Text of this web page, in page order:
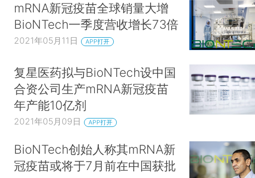
mRNA新冠疫苗全球销量大增
BioNTech一季度营收增长73倍
2021年05月11日 APP打开
复星医药拟与BioNTech设中国
合资公司生产mRNA新冠疫苗
年产能10亿剂
2021年05月09日 APP打开
BioNTech创始人称其mRNA新
冠疫苗或将于7月前在中国获批